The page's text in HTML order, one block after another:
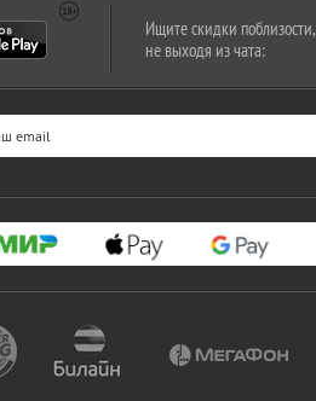
Ищите скидки поблизости,
не выходя из чата: